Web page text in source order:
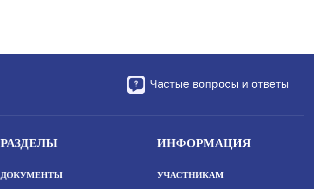
Частые вопросы и ответы
РАЗДЕЛЫ
ДОКУМЕНТЫ
ИНФОРМАЦИЯ
УЧАСТНИКАМ